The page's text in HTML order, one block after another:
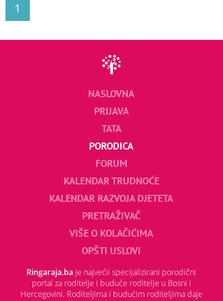
1
NASLOVNA
PRIJAVA
TATA
PORODICA
FORUM
KALENDAR TRUDNOĆE
KALENDAR RAZVOJA DJETETA
PRETRAŽIVAČ
VIŠE O KOLAČIĆIMA
OPŠTI USLOVI
Ringaraja.ba je najvećii specijalizirani porodični
portal za roditelje i buduće roditelje u Bosni i
Hercegovini. Roditeljima i budućim roditeljima daje